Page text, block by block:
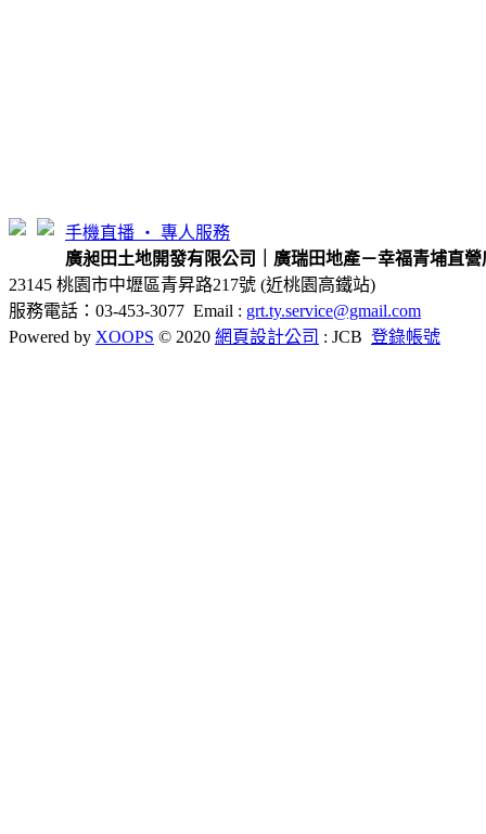
手機直播 ‧ 專人服務
廣昶田土地開發有限公司｜廣瑞田地產－幸福青埔直營
23145 桃園市中壢區青昇路217號 (近桃園高鐵站)
服務電話：03-453-3077 Email : grt.ty.service@gmail.com
Powered by XOOPS © 2020 網頁設計公司 : JCB 登錄帳號